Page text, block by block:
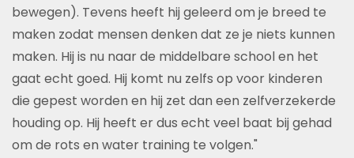
bewegen). Tevens heeft hij geleerd om je breed te
maken zodat mensen denken dat ze je niets kunnen
maken. Hij is nu naar de middelbare school en het
gaat echt goed. Hij komt nu zelfs op voor kinderen
die gepest worden en hij zet dan een zelfverzekerde
houding op. Hij heeft er dus echt veel baat bij gehad
om de rots en water training te volgen."